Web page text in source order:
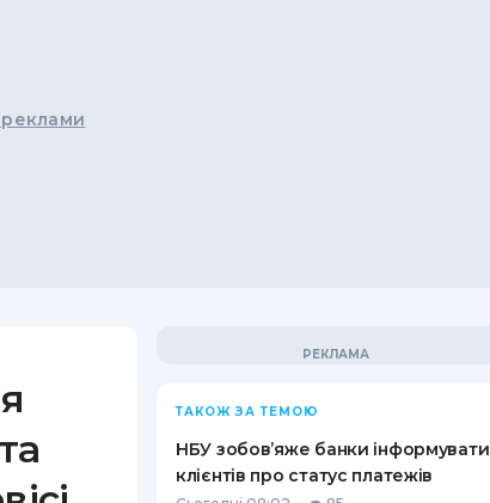
ТАКОЖ ЗА ТЕМОЮ
НБУ зобов’яже банки інформувати
клієнтів про статус платежів